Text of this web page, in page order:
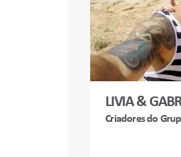
LIVIA &
Criadores do